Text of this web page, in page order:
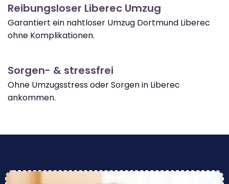
Reibungsloser Liberec Umzug
Garantiert ein nahtloser Umzug Dortmund Liberec
ohne Komplikationen.
Sorgen- & stressfrei
Ohne Umzugsstress oder Sorgen in Liberec
ankommen.